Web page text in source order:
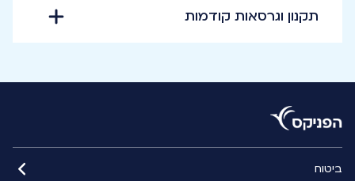
תקנון וגרסאות קודמות
ביטוח